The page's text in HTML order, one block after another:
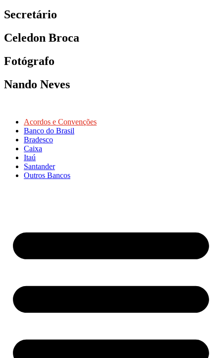
Secretário
Celedon Broca
Fotógrafo
Nando Neves
Acordos e Convenções
Banco do Brasil
Bradesco
Caixa
Itaú
Santander
Outros Bancos